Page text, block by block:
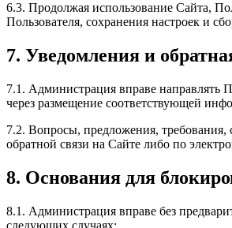
6.3. Продолжая использование Сайта,
Пользователя, сохранения настроек и
7. Уведомления и
7.1. Администрация вправе направлять
через размещение соответствующей
7.2. Вопросы, предложения,
обратной связи на Сайте либо по
8. Основания для
8.1. Администрация вправе без
следующих случаях: